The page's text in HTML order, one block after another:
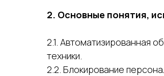
2. Основные понятия,
2.1. Автоматизированная
техники.
2.2. Блокирование